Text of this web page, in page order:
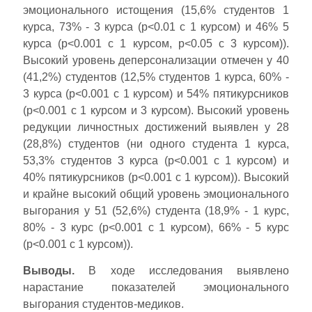
эмоционального истощения (15,6% студентов 1
курса, 73% - 3 курса (p<0.01 c 1 курсом) и 46% 5
курса (p<0.001 c 1 курсом, p<0.05 c 3 курсом)).
Высокий уровень деперсонализации отмечен у 40
(41,2%) студентов (12,5% студентов 1 курса, 60% -
3 курса (p<0.001 c 1 курсом) и 54% пятикурсников
(p<0.001 c 1 курсом и 3 курсом). Высокий уровень
редукции личностных достижений выявлен у 28
(28,8%) студентов (ни одного студента 1 курса,
53,3% студентов 3 курса (p<0.001 c 1 курсом) и
40% пятикурсников (p<0.001 c 1 курсом)). Высокий
и крайне высокий общий уровень эмоционального
выгорания у 51 (52,6%) студента (18,9% - 1 курс,
80% - 3 курс (p<0.001 c 1 курсом), 66% - 5 курс
(p<0.001 c 1 курсом)).
Выводы. В ходе исследования выявлено
нарастание показателей эмоционального
выгорания студентов-медиков.